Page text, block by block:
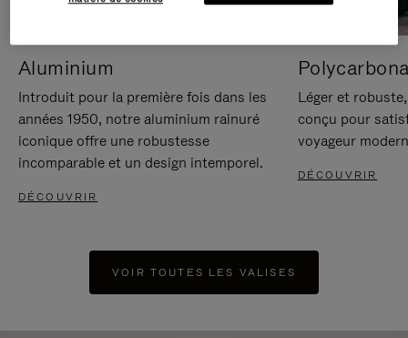
Aluminium
Introduit pour la première fois dans les
années 1950, notre aluminium rainuré
iconique offre une robustesse
incomparable et un design intemporel.
DÉCOUVRIR
Léger et
conçu pour
voyageur
DÉCOUVRIR
VOIR TOUTES LES VALISES